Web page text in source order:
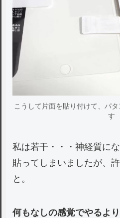
こうして片面を貼り付けて、パ
す
私は若干・・・神経質に
貼ってしまいましたが、
と。
何もなしの感覚でやるよ